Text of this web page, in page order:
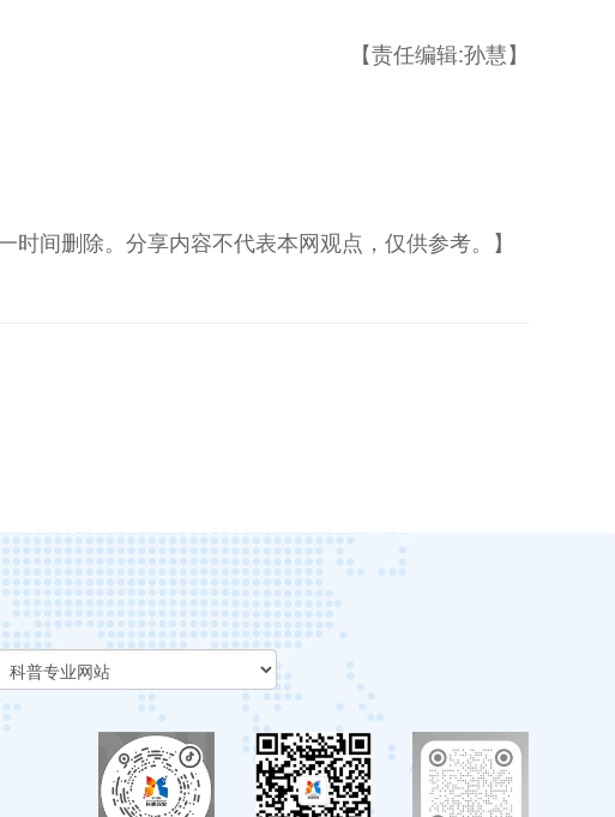
【责任编辑:孙慧】
间删除。分享内容不代表本网观点，仅供参考。】